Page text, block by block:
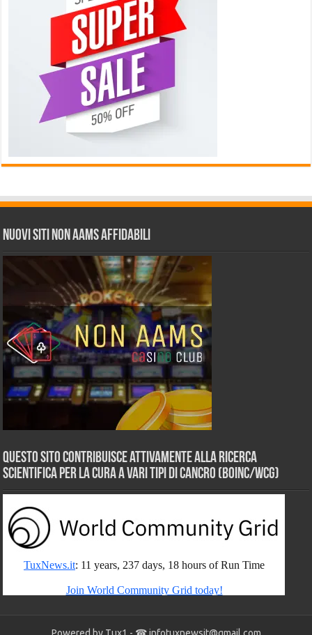
Nuovi siti non AAMS affidabili
Questo sito contribuisce attivamente alla ricerca
scientifica per la cura a vari tipi di Cancro (BOINC/WCG)